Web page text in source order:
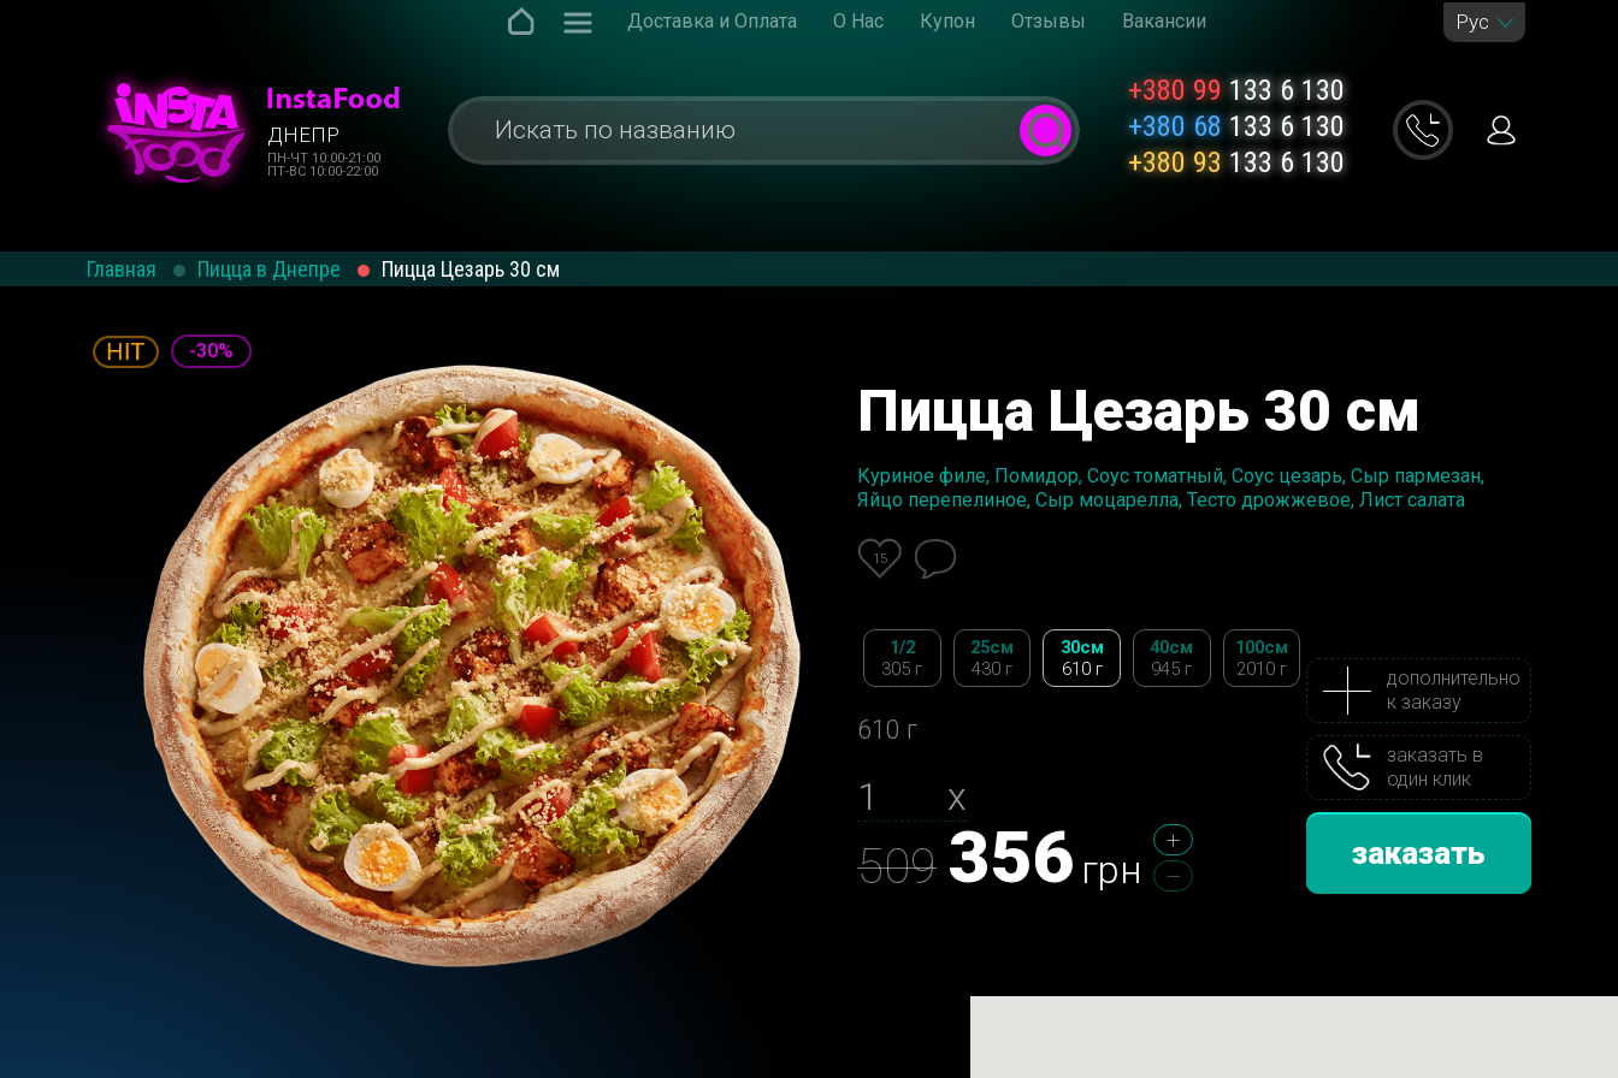
Доставка и Оплата О Нас Купон Отзывы Вакансии Рус
ДНЕПР
ПН-ЧТ 10:00-21:00
ПТ-ВС 10:00-22:00
+380 99133 6 130
+380 68 133 6 130
+380 93 133 6 130
Главная Пицца в Днепре Пицца Цезарь 30 см
-30%
Пицца Цезарь 30 см
Куриное филе, Помидор, Соус томатный, Соус цезарь, Сыр пармезан,
Яйцо перепелиное, Сыр моцарелла, Тесто дрожжевое, Лист салата
15
1/2
305 г
25см
430 г
30см
610 г
40см
945 г
100см
2010 г
610 г
х
509 356 грн
дополнительно
к заказу
заказать в
один клик
заказать